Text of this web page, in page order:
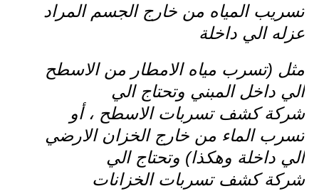
تسريب المياه من خارج الجسم المراد
عزله الي داخلة
مثل (تسرب مياه الامطار من الاسطح
الي داخل المبني وتحتاج الي
شركة كشف تسربات الاسطح ، أو
تسرب الماء من خارج الخزان الارضي
الي داخلة وهكذا) وتحتاج الي
شركة كشف تسربات الخزانات